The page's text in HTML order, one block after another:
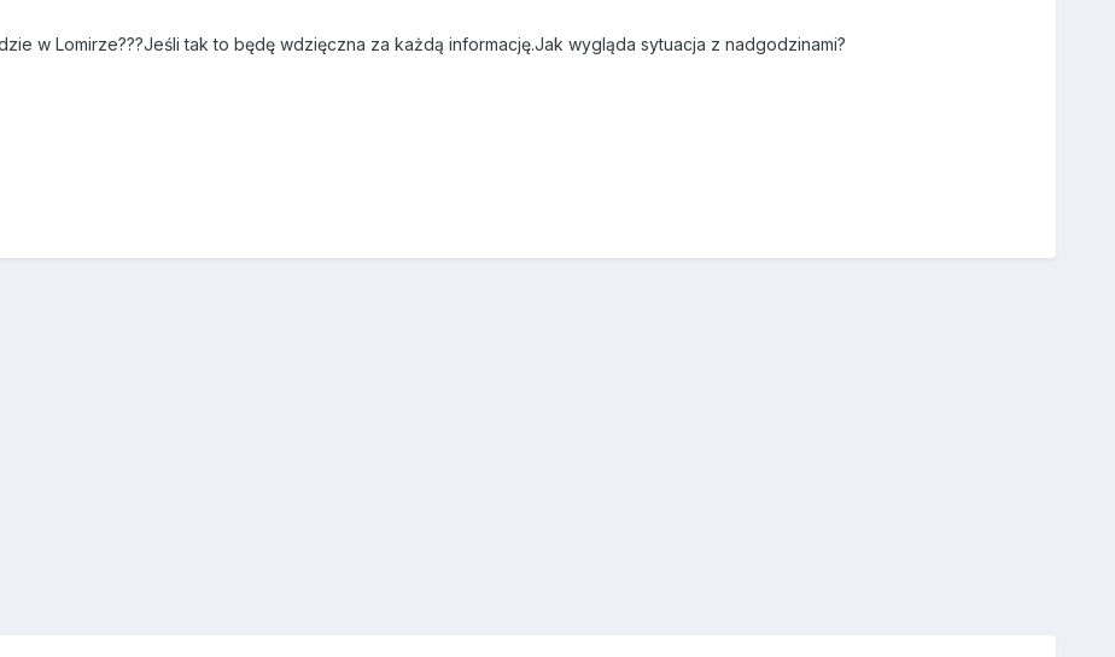
w Lomirze???Jeśli tak to będę wdzięczna za każdą informację.Jak wygląda sytuacja z nadgodzinami?